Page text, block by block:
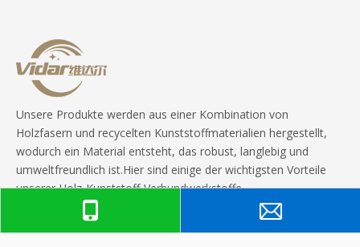
Unsere Produkte werden aus einer Kombination von
Holzfasern und recycelten Kunststoffmaterialien hergestellt,
wodurch ein Material entsteht, das robust, langlebig und
umweltfreundlich ist.Hier sind einige der wichtigsten Vorteile
unserer Holz-Kunststoff-Verbundwerkstoffe.
Quicklinks